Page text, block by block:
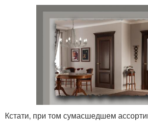
Кстати, при том сумасшедшем